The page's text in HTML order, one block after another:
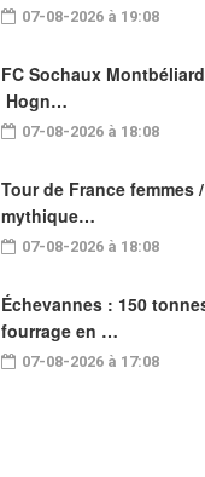
07-08-2026 à 19:08
FC Sochaux
Hogn…
07-08-2026 à 18:08
Tour de France femmes
mythique…
07-08-2026 à 18:08
Échevannes : 150
fourrage en …
07-08-2026 à 17:08